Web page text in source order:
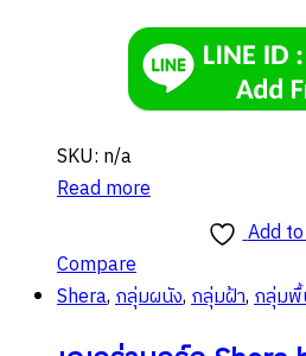
SKU: n/a
Read more
Add
Compare
Shera,กลุ่มผนัง,กลุ่มฝ้า,กลุ่ม